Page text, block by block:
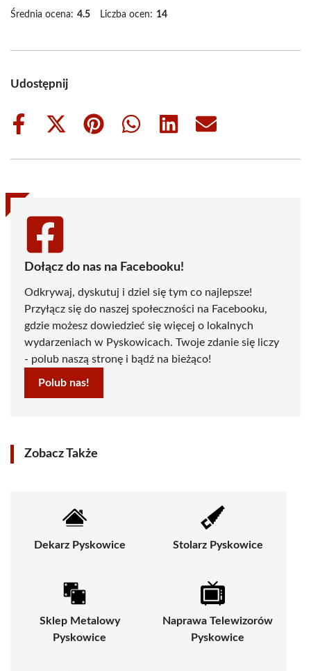
Średnia ocena: 4.5 Liczba ocen: 14
Udostępnij
Share
Share
(Twitter)
Share
Share
Share
Share
Dołącz do nas na Facebooku!
Odkrywaj, dyskutuj i dziel się tym co najlepsze!
Przyłącz się do naszej społeczności na Facebooku,
gdzie możesz dowiedzieć się więcej o lokalnych
wydarzeniach w Pyskowicach. Twoje zdanie się liczy
- polub naszą stronę i bądź na bieżąco!
Polub nas!
Zobacz Także
Dekarz Pyskowice Stolarz Pyskowice
Sklep Metalowy
Pyskowice
Naprawa Telewizorów
Pyskowice